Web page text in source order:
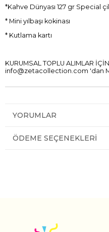
*Kahve Dünyası 127 gr Special
* Mini yılbaşı kokinası
* Kutlama kartı
KURUMSAL TOPLU ALIMLAR
info@zetacollection.com 'dan
YORUMLAR
ÖDEME SEÇENEKLERI